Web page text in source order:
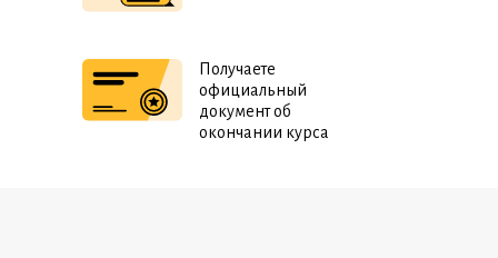
Получаете
официальный
документ об
окончании курса